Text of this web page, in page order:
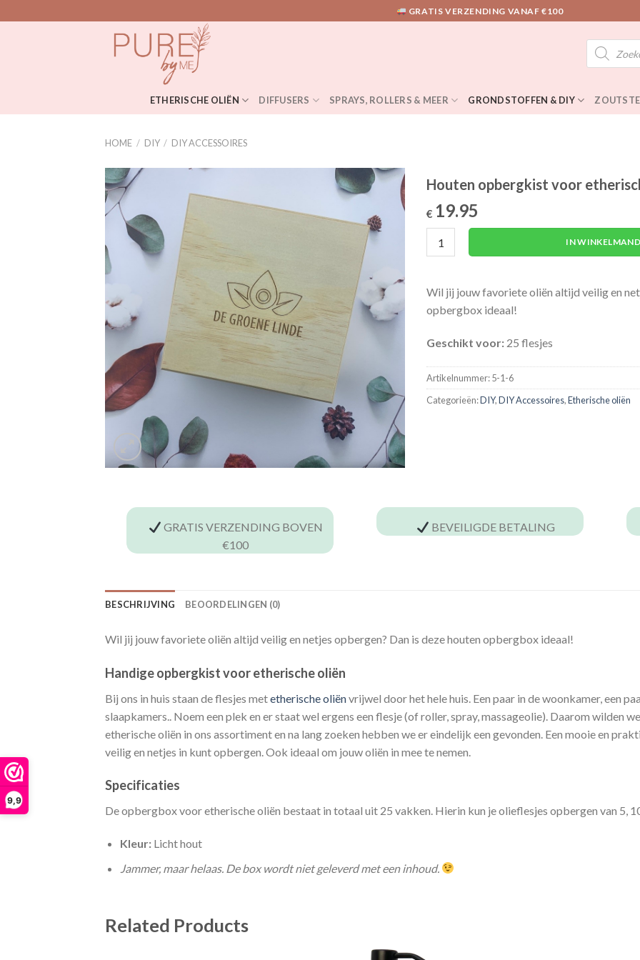
9,9
to
GRATIS VERZENDING VANAF €100
Producten
zoeken
ETHERISCHE OLIËN DIFFUSERS SPRAYS, ROLLERS & MEER GRONDSTOFFEN & DIY
HOME / DIY / DIY ACCESSOIRES
Houten opbergkist voor
€ 19.95
IN
Wil jij jouw favoriete oliën altijd veilig en
opbergbox ideaal!
Geschikt voor: 25 flesjes
Artikelnummer:5-1-6
Categorieën:DIY,DIY Accessoires,Etherische oliën
GRATIS VERZENDING BOVEN
€100
BEVEILIGDE BETALING
BESCHRIJVING BEOORDELINGEN (0)
Wil jij jouw favoriete oliën altijd veilig en netjes opbergen? Dan is deze houten opbergbox ideaal!
Handige opbergkist voor etherische oliën
Bij ons in huis staan de flesjes metetherische oliënvrijwel door het hele huis. Een paar in de woonkamer, een
slaapkamers.. Noem een plek en er staat wel ergens een flesje (of roller, spray, massageolie). Daarom wilden
etherische oliën in ons assortiment en na lang zoeken hebben we er eindelijk een gevonden. Een mooie en
veilig en netjes in kunt opbergen. Ook ideaal om jouw oliën in mee te nemen.
Specificaties
De opbergbox voor etherische oliën bestaat in totaal uit 25 vakken. Hierin kun je olieflesjes opbergen van 5,
Kleur:Licht hout
Jammer, maar helaas. De box wordt niet geleverd met een inhoud.
Related Products